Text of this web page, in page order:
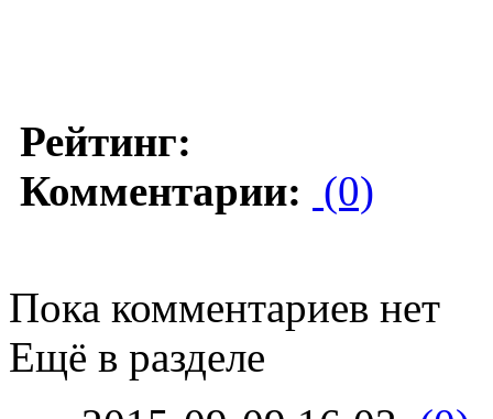
Рейтинг:
Комментарии: (0)
Пока комментариев нет
Ещё в разделе